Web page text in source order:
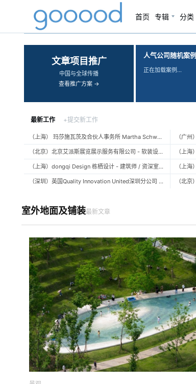
首页 专辑 分类
‹ ›
文章项目推广
中国与全球传播
查看推广方案 →
人气公司随机案例
正在加载案例…
最新工作 +提交新工作
（上海） 玛莎施瓦茨及合伙人事务所 Martha Schwartz Partners – 高级景观建筑师 Senior Landscape Designer / 景观建筑师 Landscape Designer
（北京）北京艾派斯展览展示服务有限公司 - 软装设计师 / 陈列设计师
（上海）dongqi Design 栋栖设计 - 建筑师 / 资深室内设计师 / 室内设计师 / 媒体及公共关系主管 / 设计实习生（常年招聘）
（深圳）英国Quality Innovation United深圳分公司 - 建筑设计师 / 资深建筑设计师 / 室内设计师 / 设计实习生
室外地面及铺装最新文章